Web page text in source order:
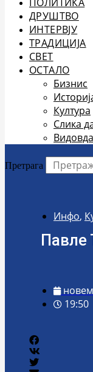
ДРУШТВО
ИНТЕРВЈУ
ТРАДИЦИЈА
СВЕТ
ОСТАЛО
Бизнис
Култура
Слика
Претрага
Инфо,
Павле
19:50